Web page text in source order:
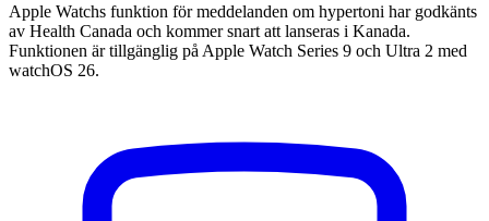
Apple Watchs funktion för meddelanden om hypertoni har godkänts
av Health Canada och kommer snart att lanseras i Kanada.
Funktionen är tillgänglig på Apple Watch Series 9 och Ultra 2 med
watchOS 26.